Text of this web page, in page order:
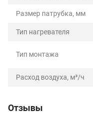
Размер патрубка, мм
Тип нагревателя
Тип монтажа
Расход воздуха, м³/ч
Отзывы